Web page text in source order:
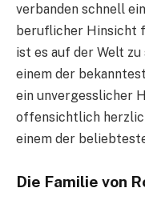
verbanden schnell
beruflicher Hinsicht
ist es auf der Welt zu
einem der
ein unvergesslicher
offensichtlich
einem der
Die Familie von